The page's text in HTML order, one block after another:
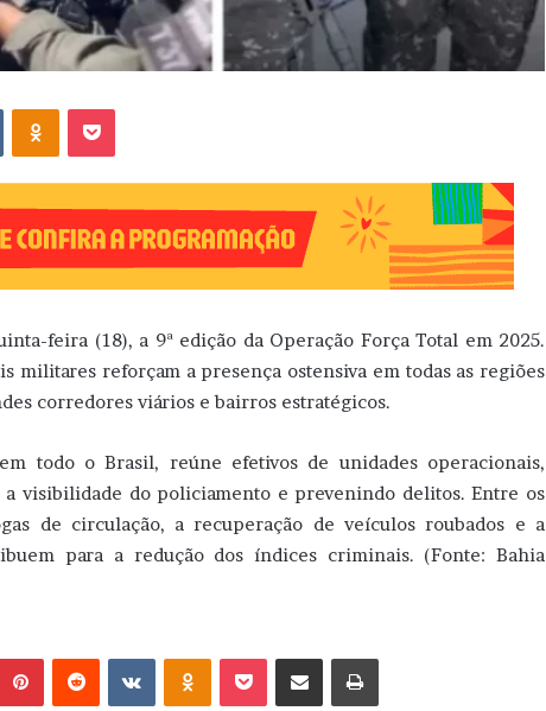
VK OK
feira (18), a 9ª edição da Operação Força Total em 2025.
militares reforçam a presença ostensiva em todas as regiões
corredores viários e bairros estratégicos.
todo o Brasil, reúne efetivos de unidades operacionais,
a visibilidade do policiamento e prevenindo delitos. Entre os
de circulação, a recuperação de veículos roubados e a
para a redução dos índices criminais. (Fonte: Bahia
VK OK